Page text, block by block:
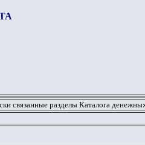
связанные разделы Каталога